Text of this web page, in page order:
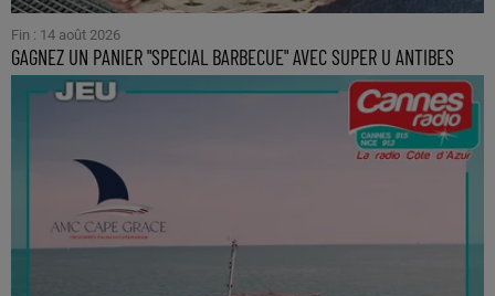
Fin : 14 août 2026
GAGNEZ UN PANIER "SPECIAL BARBECUE" AVEC SUPER U ANTIBES